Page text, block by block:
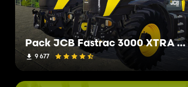
Pack JCB Fastrac 3000 XTRA & 8000
9 677